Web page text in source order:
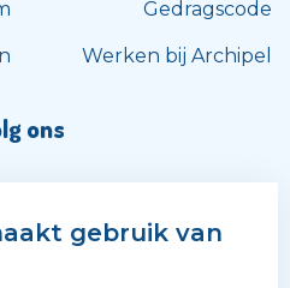
Gedragscode
Werken bij Archipel
ons
gebruik van